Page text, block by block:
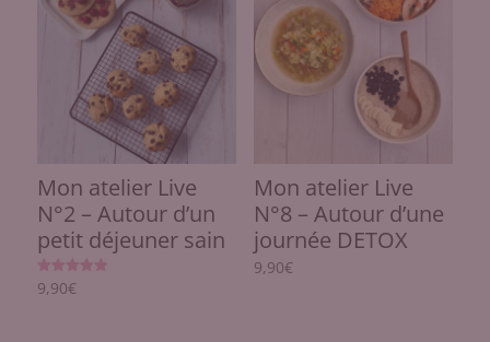
Mon atelier Live
N°2 – Autour d’un
petit déjeuner sain
Note
5.00
9,90€
Mon atelier Live
N°8 – Autour d’une
journée DETOX
9,90€